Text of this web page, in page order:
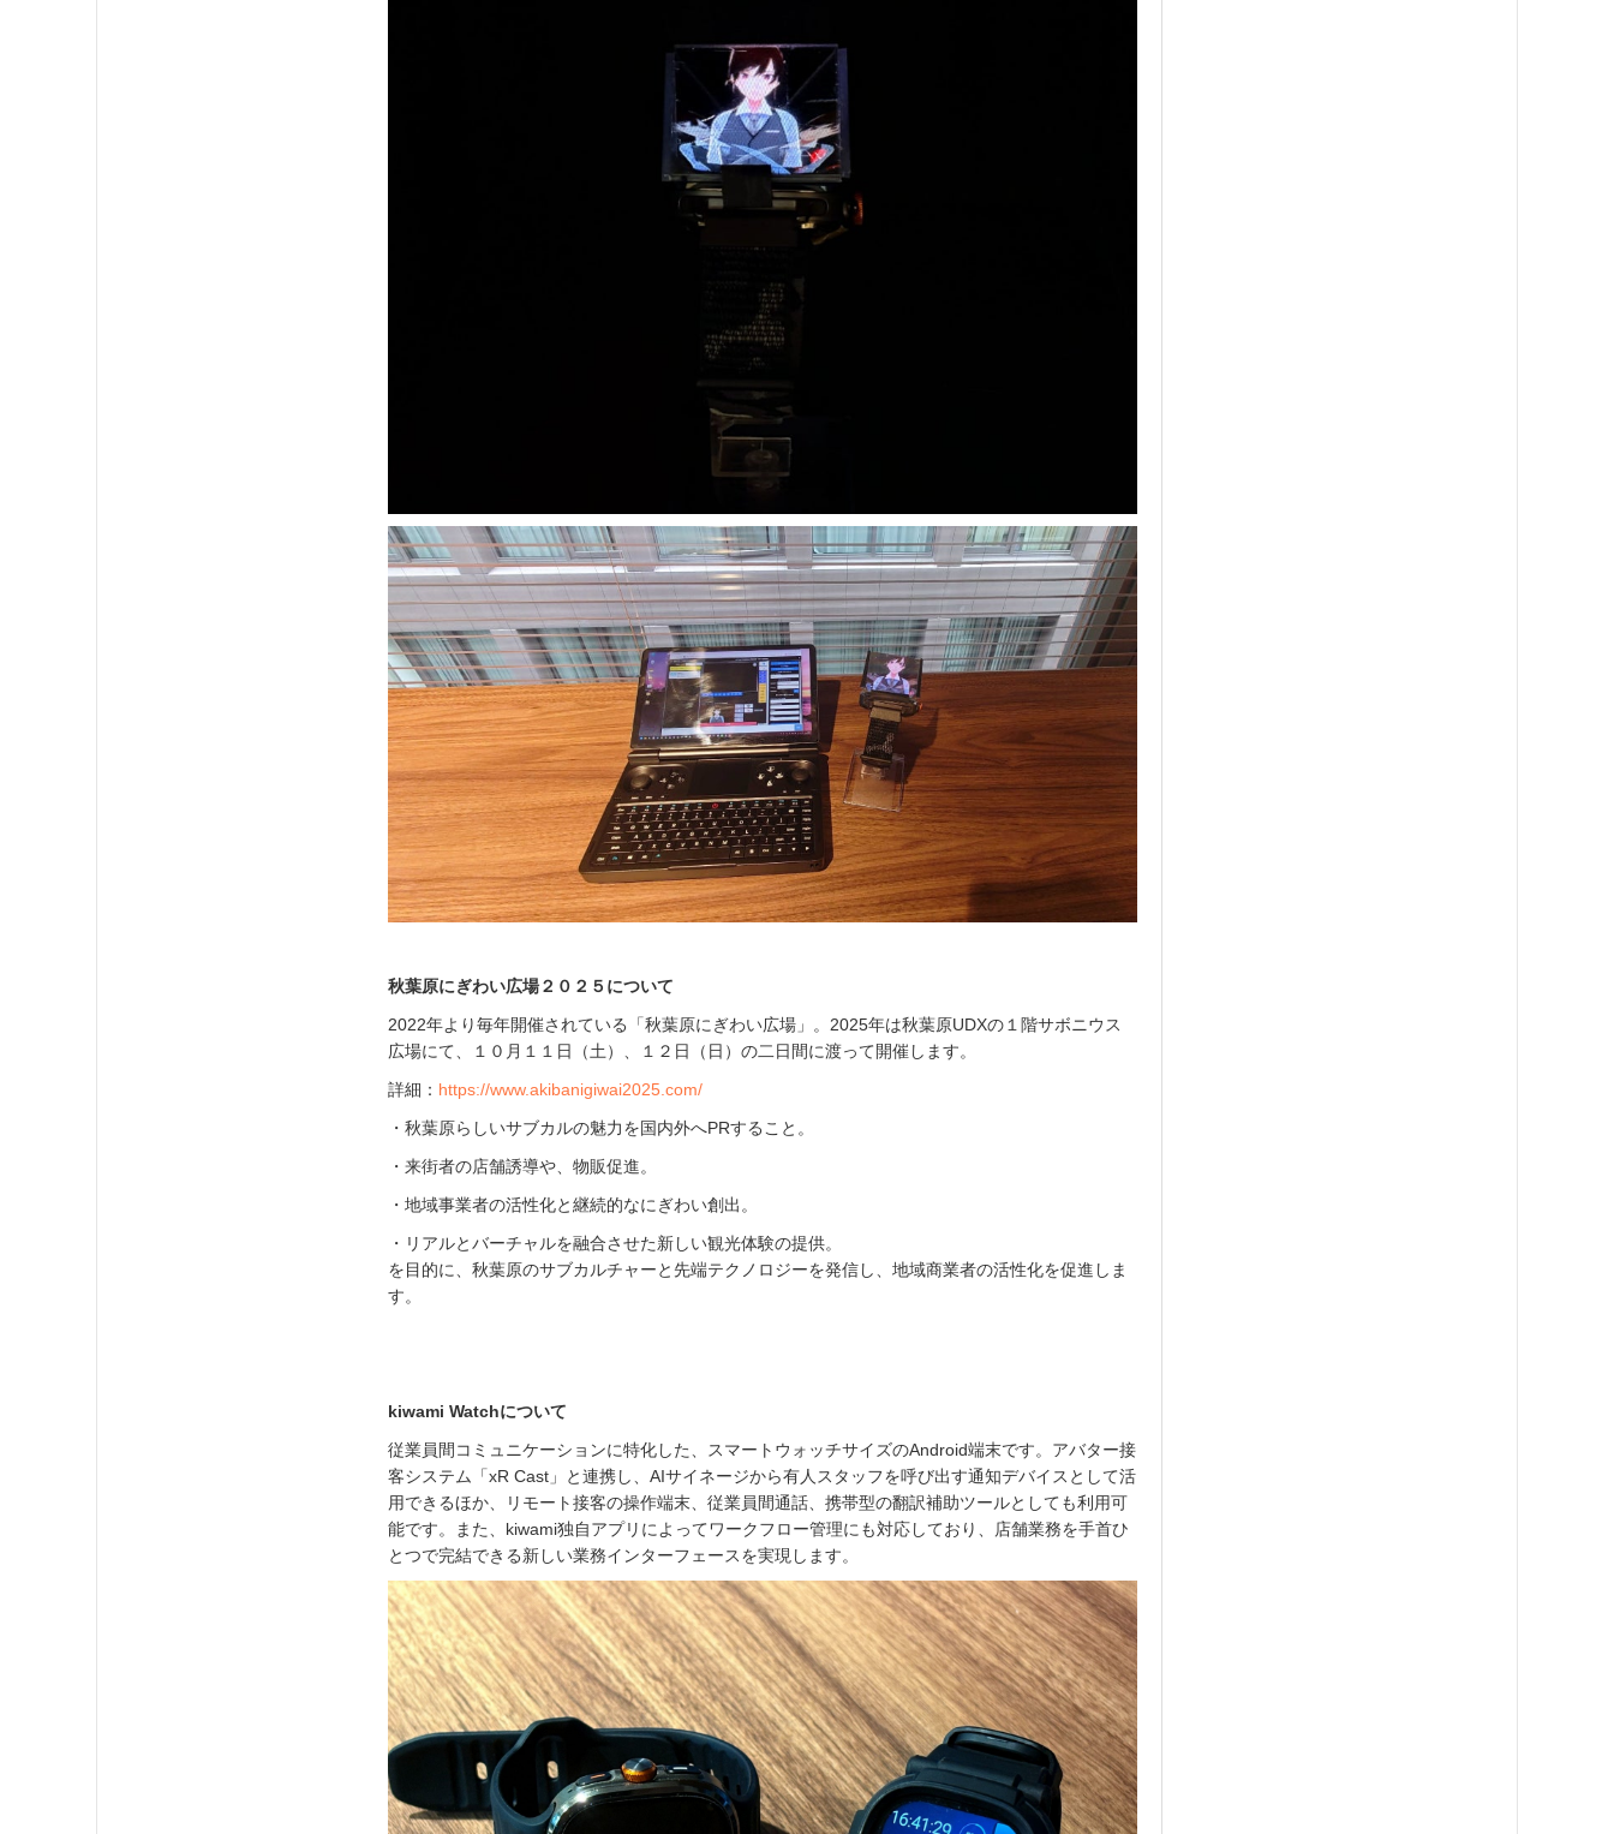
秋葉原にぎわい広場２０２５について
2022年より毎年開催されている「秋葉原にぎわい広場」。2025年は秋葉原UDXの１階サボニウス
広場にて、１０月１１日（土）、１２日（日）の二日間に渡って開催します。
詳細： https://www.akibanigiwai2025.com/
・秋葉原らしいサブカルの魅力を国内外へPRすること。
・来街者の店舗誘導や、物販促進。
・地域事業者の活性化と継続的なにぎわい創出。
・リアルとバーチャルを融合させた新しい観光体験の提供。
を目的に、秋葉原のサブカルチャーと先端テクノロジーを発信し、地域商業者の活性化を促進しま
す。
kiwami Watchについて
従業員間コミュニケーションに特化した、スマートウォッチサイズのAndroid端末です。アバター接
客システム「xR Cast」と連携し、AIサイネージから有人スタッフを呼び出す通知デバイスとして活
用できるほか、リモート接客の操作端末、従業員間通話、携帯型の翻訳補助ツールとしても利用可
能です。また、kiwami独自アプリによってワークフロー管理にも対応しており、店舗業務を手首ひ
とつで完結できる新しい業務インターフェースを実現します。